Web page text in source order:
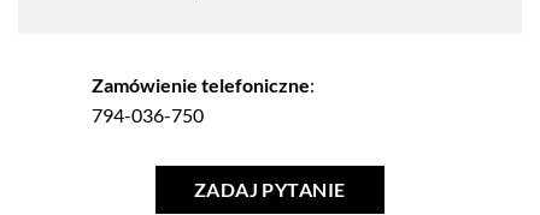
Zamówienie telefoniczne:
794-036-750
ZADAJ PYTANIE